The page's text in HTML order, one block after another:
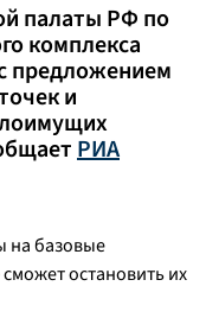
палаты РФ по
комплекса
предложением
и
РИА
на базовые
остановить их